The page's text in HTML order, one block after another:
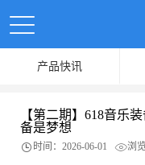
产品快讯
【第二期】618音乐
备是梦想
时间：2026-06-01 浏